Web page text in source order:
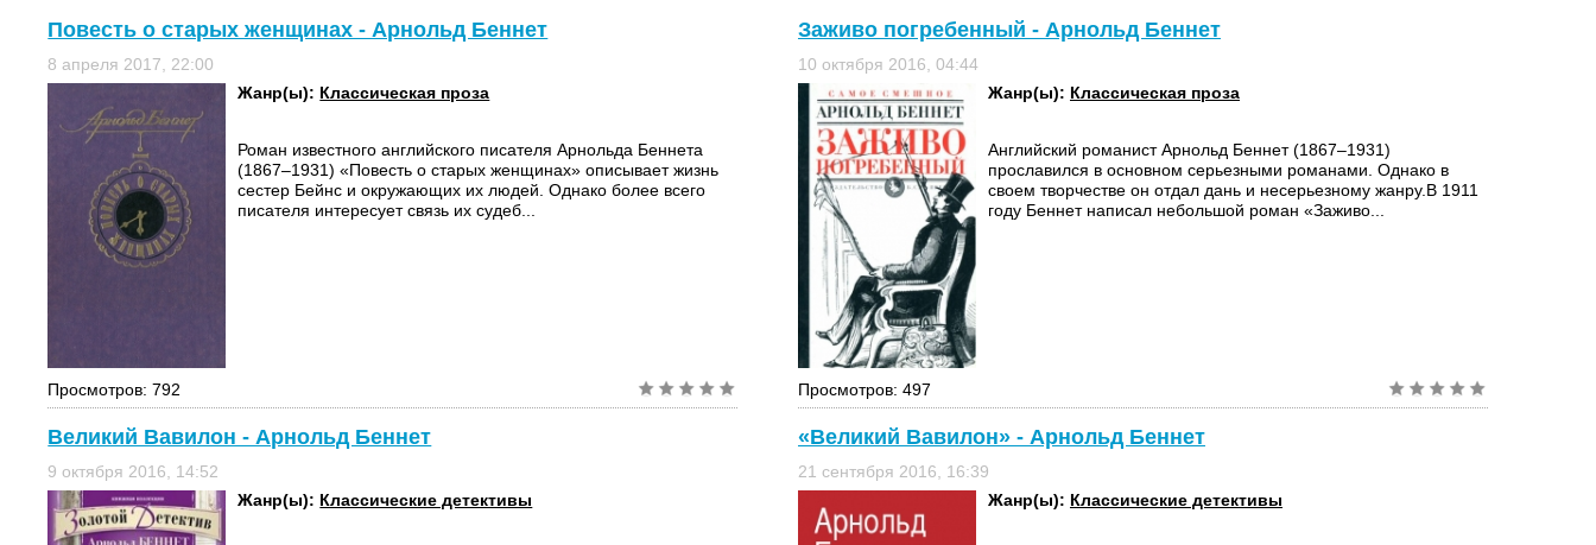
Повесть о старых женщинах - Арнольд Беннет
8 апреля 2017, 22:00
Жанр(ы): Классическая проза
Роман известного английского писателя Арнольда Беннета
(1867–1931) «Повесть о старых женщинах» описывает жизнь
сестер Бейнс и окружающих их людей. Однако более всего
писателя интересует связь их судеб...
Просмотров: 792
Заживо погребенный - Арнольд Беннет
10 октября 2016, 04:44
Жанр(ы): Классическая проза
Английский романист Арнольд Беннет (1867–1931)
прославился в основном серьезными романами. Однако в
своем творчестве он отдал дань и несерьезному жанру.В 1911
году Беннет написал небольшой роман «Заживо...
Просмотров: 497
Великий Вавилон - Арнольд Беннет
9 октября 2016, 14:52
Жанр(ы): Классические детективы
«Великий Вавилон» - Арнольд Беннет
21 сентября 2016, 16:39
Жанр(ы): Классические детективы